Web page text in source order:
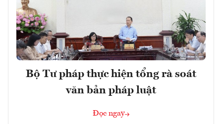
Bộ Tư pháp thực hiện tổng rà soát
văn bản pháp luật
Đọc ngay